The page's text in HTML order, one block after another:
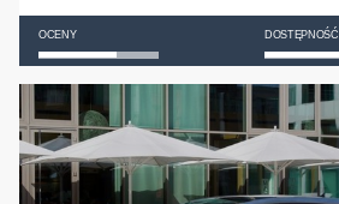
OCENY DOSTĘPNOŚĆ